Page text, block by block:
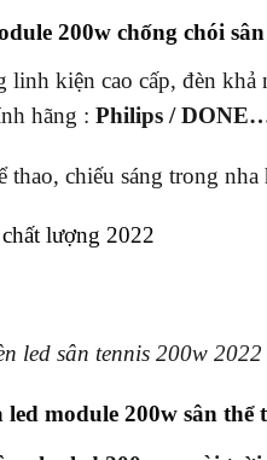
200w chống chói
linh kiện cao cấp, đèn
hãng : Philips /
chiếu sáng trong
lượng 2022
led module 200w sân thể